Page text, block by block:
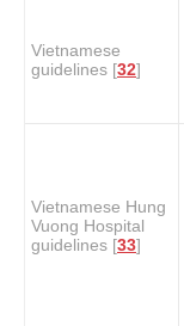
Vietnamese
guidelines [32]
Vietnamese Hung
Vuong Hospital
guidelines [33]